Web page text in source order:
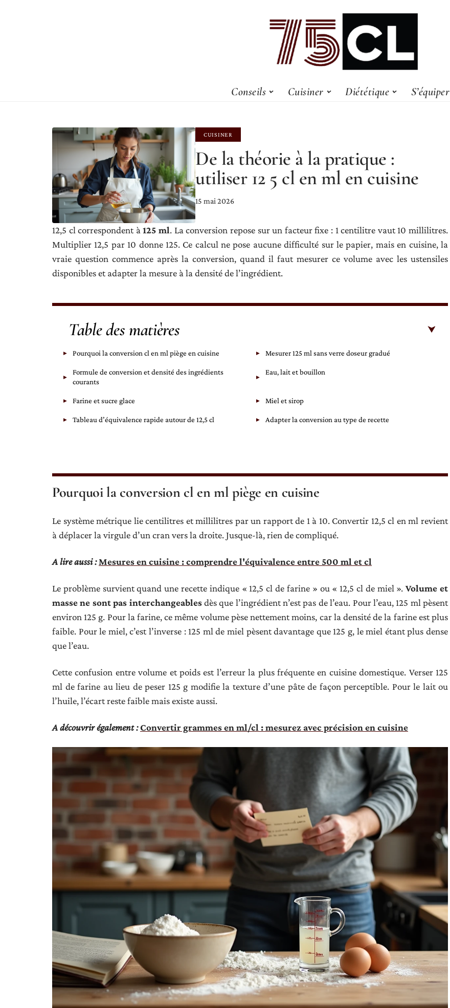
Conseils Cuisiner Diététique S’équiper
CUISINER
De la théorie à la pratique :
utiliser 12 5 cl en ml en cuisine
15 mai 2026
12,5 cl correspondent à125 ml. La conversion repose sur un facteur fixe : 1 centilitre vaut 10 millilitres.
Multiplier 12,5 par 10 donne 125. Ce calcul ne pose aucune difficulté sur le papier, mais en cuisine, la
vraie question commence après la conversion, quand il faut mesurer ce volume avec les ustensiles
disponibles et adapter la mesure à la densité de l’ingrédient.
Table des matières
Pourquoi la conversion cl en ml piège en cuisine Mesurer 125 ml sans verre doseur gradué
Formule de conversion et densité des ingrédients
courants
Eau, lait et bouillon
Farine et sucre glace Miel et sirop
Tableau d’équivalence rapide autour de 12,5 cl Adapter la conversion au type de recette
Pourquoi la conversion cl en ml piège en cuisine
Le système métrique lie centilitres et millilitres par un rapport de 1 à 10. Convertir 12,5 cl en ml revient
à déplacer la virgule d’un cran vers la droite. Jusque-là, rien de compliqué.
A lire aussi :Mesures en cuisine : comprendre l'équivalence entre 500 ml et cl
Le problème survient quand une recette indique « 12,5 cl de farine » ou « 12,5 cl de miel ».Volume et
masse ne sont pas interchangeablesdès que l’ingrédient n’est pas de l’eau. Pour l’eau, 125 ml pèsent
environ 125 g. Pour la farine, ce même volume pèse nettement moins, car la densité de la farine est plus
faible. Pour le miel, c’est l’inverse : 125 ml de miel pèsent davantage que 125 g, le miel étant plus dense
que l’eau.
Cette confusion entre volume et poids est l’erreur la plus fréquente en cuisine domestique. Verser 125
ml de farine au lieu de peser 125 g modifie la texture d’une pâte de façon perceptible. Pour le lait ou
l’huile, l’écart reste faible mais existe aussi.
A découvrir également :Convertir grammes en ml/cl : mesurez avec précision en cuisine